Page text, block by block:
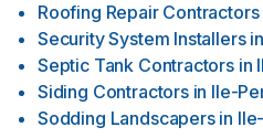
Roofing Repair Contractors
Security System Installers in
Septic Tank Contractors in
Siding Contractors in Ile-
Sodding Landscapers in